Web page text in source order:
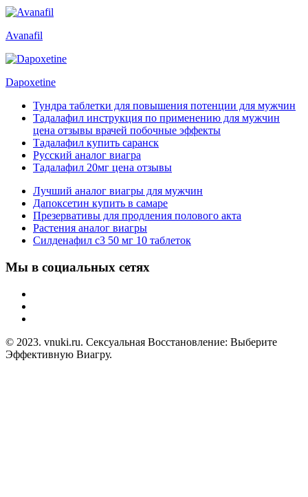
Avanafil
Dapoxetine
Тундра таблетки для повышения потенции для мужчин
Тадалафил инструкция по применению для мужчин
цена отзывы врачей побочные эффекты
Тадалафил купить саранск
Русский аналог виагра
Тадалафил 20мг цена отзывы
Лучший аналог виагры для мужчин
Дапоксетин купить в самаре
Презервативы для продления полового акта
Растения аналог виагры
Силденафил с3 50 мг 10 таблеток
Мы в социальных сетях
© 2023. vnuki.ru. Сексуальная Восстановление: Выберите
Эффективную Виагру.